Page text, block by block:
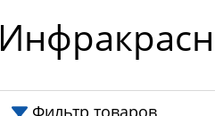
Фильтр товаров